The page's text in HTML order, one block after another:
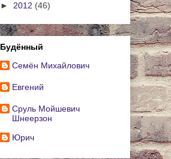
► 2012 (46)
Будённый
Cемён Михайлович
Евгений
Сруль Мойшевич
Шнеерзон
Юрич